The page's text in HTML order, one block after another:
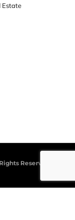
Estate
Reserved.